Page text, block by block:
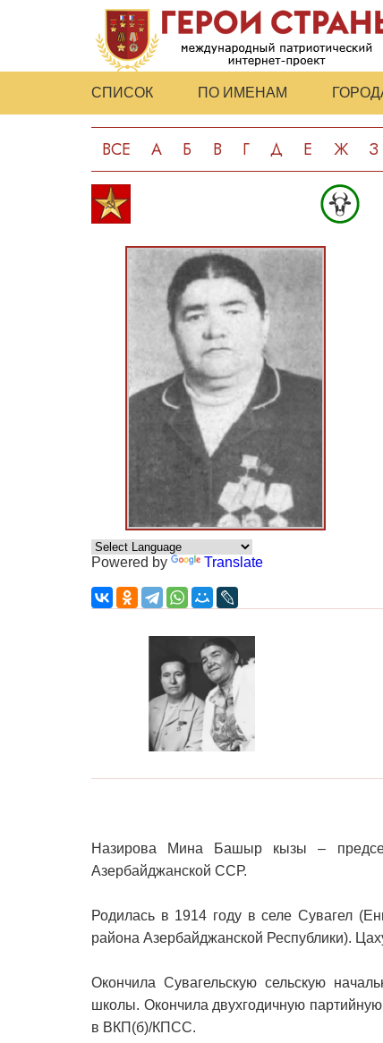
СПИСОК ПО ИМЕНАМ
ВСЕ А Б В Г Д Е Ж З
Powered by Translate
Назирова Мина Башыр кызы –
Азербайджанской ССР.
Родилась в 1914 году в селе Сувагел
района Азербайджанской Республики).
Окончила Сувагельскую сельскую
школы. Окончила двухгодичную
в ВКП(б)/КПСС.